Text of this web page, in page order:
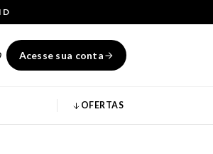
Acesse sua conta
OFERTAS